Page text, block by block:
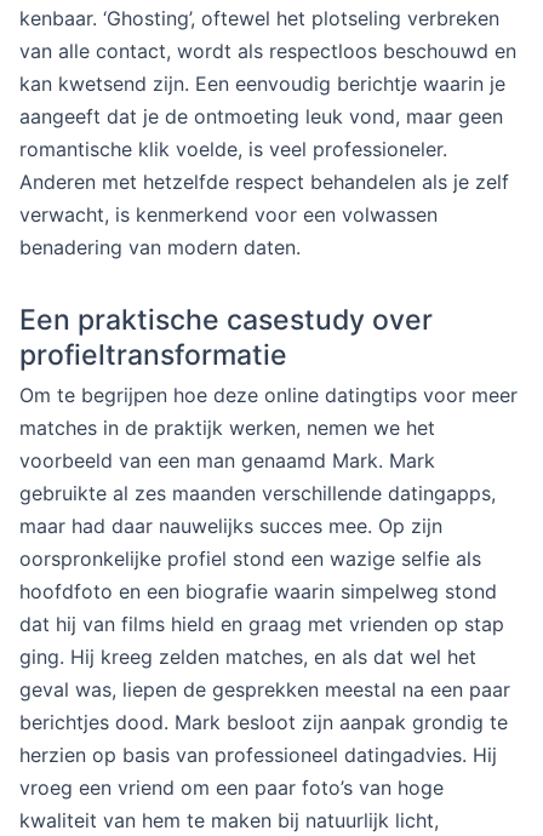
kenbaar. ‘Ghosting’, oftewel het plotseling verbreken
van alle contact, wordt als respectloos beschouwd en
kan kwetsend zijn. Een eenvoudig berichtje waarin je
aangeeft dat je de ontmoeting leuk vond, maar geen
romantische klik voelde, is veel professioneler.
Anderen met hetzelfde respect behandelen als je zelf
verwacht, is kenmerkend voor een volwassen
benadering van modern daten.
Een praktische casestudy over
profieltransformatie
Om te begrijpen hoe deze online datingtips voor meer
matches in de praktijk werken, nemen we het
voorbeeld van een man genaamd Mark. Mark
gebruikte al zes maanden verschillende datingapps,
maar had daar nauwelijks succes mee. Op zijn
oorspronkelijke profiel stond een wazige selfie als
hoofdfoto en een biografie waarin simpelweg stond
dat hij van films hield en graag met vrienden op stap
ging. Hij kreeg zelden matches, en als dat wel het
geval was, liepen de gesprekken meestal na een paar
berichtjes dood. Mark besloot zijn aanpak grondig te
herzien op basis van professioneel datingadvies. Hij
vroeg een vriend om een paar foto’s van hoge
kwaliteit van hem te maken bij natuurlijk licht,